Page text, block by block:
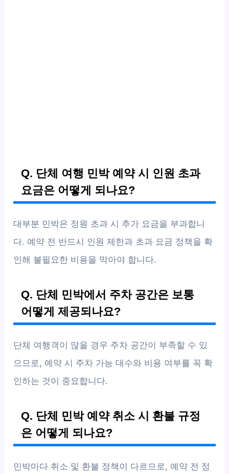
Q. 단체 여행 민박 예약 시 인원 초과
요금은 어떻게 되나요?
대부분 민박은 정원 초과 시 추가 요금을 부과합니
다. 예약 전 반드시 인원 제한과 초과 요금 정책을 확
인해 불필요한 비용을 막아야 합니다.
Q. 단체 민박에서 주차 공간은 보통
어떻게 제공되나요?
단체 여행객이 많을 경우 주차 공간이 부족할 수 있
으므로, 예약 시 주차 가능 대수와 비용 여부를 꼭 확
인하는 것이 중요합니다.
Q. 단체 민박 예약 취소 시 환불 규정
은 어떻게 되나요?
민박마다 취소 및 환불 정책이 다르므로, 예약 전 정